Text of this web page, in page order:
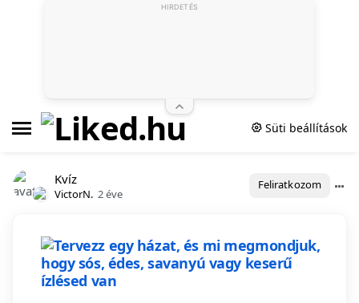
Süti beállítások
Kvíz
VictorN. 2 éve
Feliratkozom
HIRDETÉS